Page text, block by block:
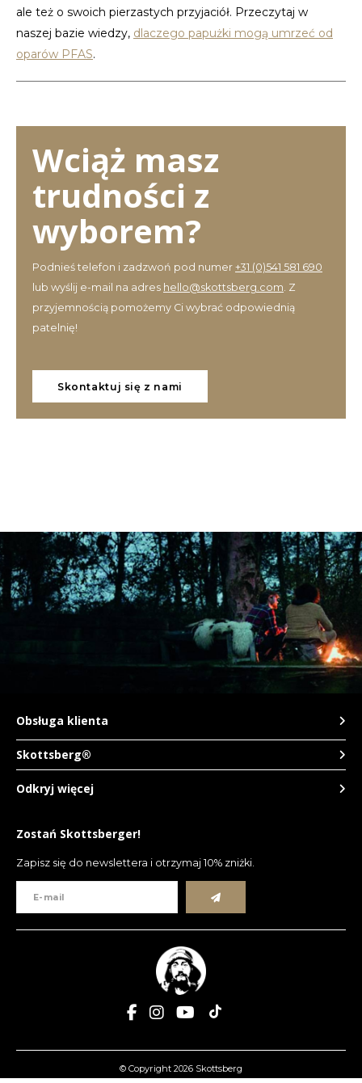
ale też o swoich pierzastych przyjaciół. Przeczytaj w
naszej bazie wiedzy, dlaczego papużki mogą umrzeć od
oparów PFAS.
Wciąż masz
trudności z
wyborem?
Podnieś telefon i zadzwoń pod numer +31 (0)541 581 690
lub wyślij e-mail na adres hello@skottsberg.com. Z
przyjemnością pomożemy Ci wybrać odpowiednią
patelnię!
Skontaktuj się z nami
Skottsberg®
Obsługa klienta
Odkryj więcej
Zostań Skottsberger!
Zapisz się do newslettera i otrzymaj 10% zniżki.
© Copyright 2026 Skottsberg